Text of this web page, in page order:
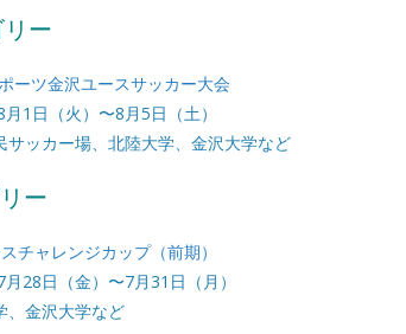
ー
ーツ金沢ユースサッカー大会
1日（火）〜8月5日（土）
サッカー場、北陸大学、金沢大学など
ー
チャレンジカップ（前期）
28日（金）〜7月31日（月）
、金沢大学など